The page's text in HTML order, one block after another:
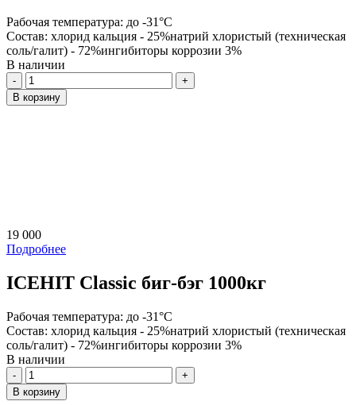
Рабочая температура: до -31°С
Состав: хлорид кальция - 25%натрий хлористый (техническая
соль/галит) - 72%ингибиторы коррозии 3%
В наличии
Количество
В корзину
19 000
Подробнее
ICEHIT Classic биг-бэг 1000кг
Рабочая температура: до -31°С
Состав: хлорид кальция - 25%натрий хлористый (техническая
соль/галит) - 72%ингибиторы коррозии 3%
В наличии
Количество
В корзину